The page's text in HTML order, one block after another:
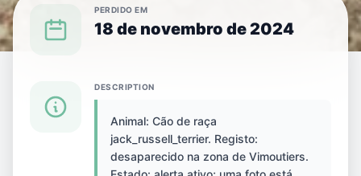
{SPECIES} PERDIDO(A) EM {CITY}
Cão perdido(a) em
PERDIDO EM
18 de novembro de 2024
DESCRIPTION
Animal: Cão de raça
jack_russell_terrier. Registo:
desaparecido na zona de Vimoutiers.